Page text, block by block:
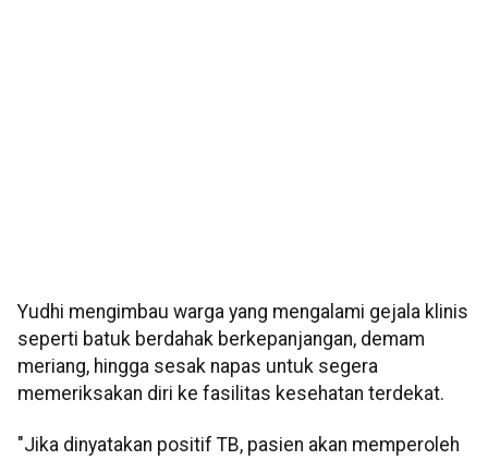
Yudhi mengimbau warga yang mengalami gejala klinis
seperti batuk berdahak berkepanjangan, demam
meriang, hingga sesak napas untuk segera
memeriksakan diri ke fasilitas kesehatan terdekat.
"Jika dinyatakan positif TB, pasien akan memperoleh